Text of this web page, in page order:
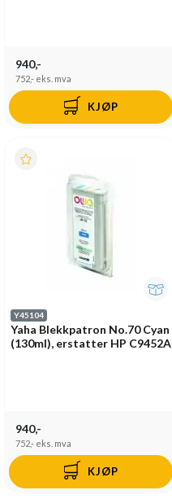
940,-
752,- eks. mva
KJØP
Y45104
Yaha Blekkpatron No.70 Cyan
(130ml), erstatter HP C9452A
940,-
752,- eks. mva
KJØP